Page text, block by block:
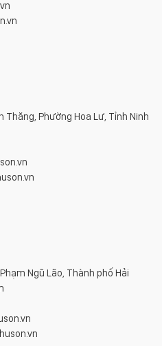
Thăng, Phường Hoa Lư, Tỉnh Ninh
Ngũ Lão, Thành phố Hải